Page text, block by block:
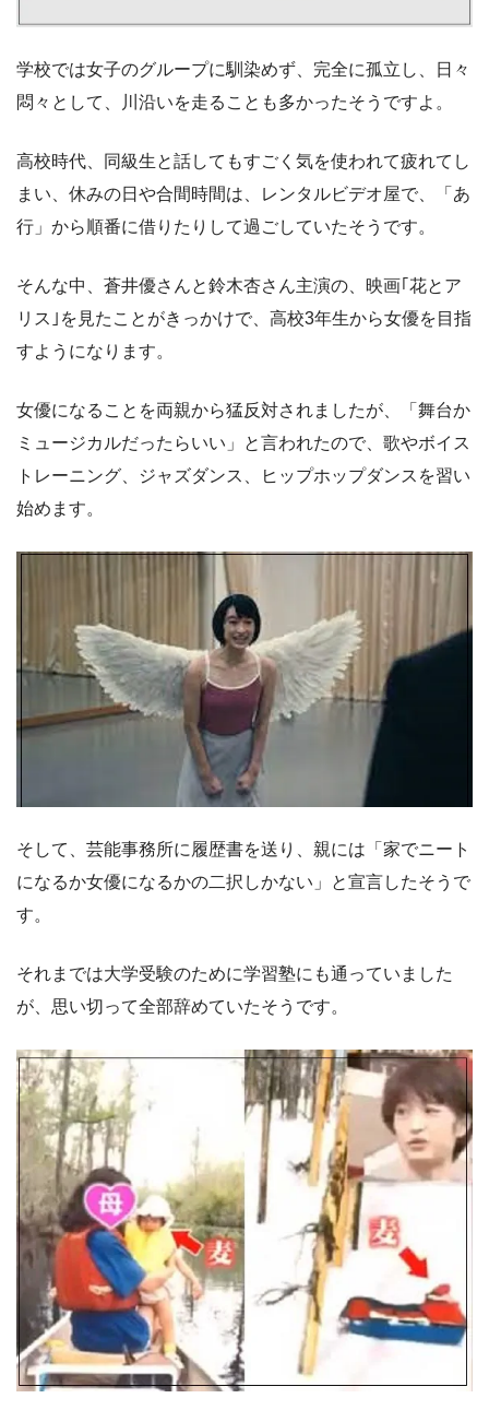
学校では女子のグループに馴染めず、完全に孤立し、日々
悶々として、川沿いを走ることも多かったそうですよ。
高校時代、同級生と話してもすごく気を使われて疲れてし
まい、休みの日や合間時間は、レンタルビデオ屋で、「あ
行」から順番に借りたりして過ごしていたそうです。
そんな中、蒼井優さんと鈴木杏さん主演の、映画｢花とア
リス｣を見たことがきっかけで、高校3年生から女優を目指
すようになります。
女優になることを両親から猛反対されましたが、「舞台か
ミュージカルだったらいい」と言われたので、歌やボイス
トレーニング、ジャズダンス、ヒップホップダンスを習い
始めます。
そして、芸能事務所に履歴書を送り、親には「家でニート
になるか女優になるかの二択しかない」と宣言したそうで
す。
それまでは大学受験のために学習塾にも通っていました
が、思い切って全部辞めていたそうです。